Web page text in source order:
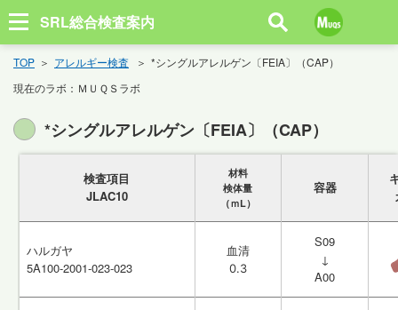
SRL総合検査案内
TOP アレルギー検査
*シングルアレルゲン〔FEIA〕（CAP）
現在のラボ： ＭＵＱＳラボ
*シングルアレルゲン〔FEIA〕（CAP）
検査項目
JLAC10
材料
検体量
（ｍL）
容器
ハルガヤ
5A100-2001-023-023
血清
0.3
S09
↓
A00
検査項目
JLAC10
材料
検体量
（ｍL）
容器
ハルガヤ
5A100-2001-023-023
血清
0.3
S09
↓
A00